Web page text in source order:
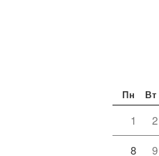
Пн Вт
1 2
8 9